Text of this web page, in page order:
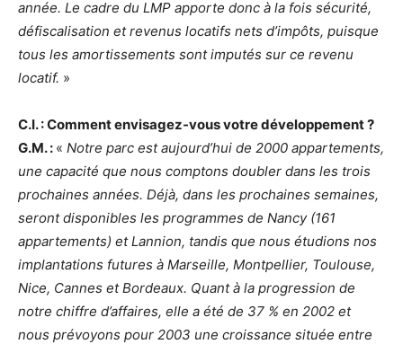
année. Le cadre du LMP apporte donc à la fois sécurité,
défiscalisation et revenus locatifs nets d’impôts, puisque
tous les amortissements sont imputés sur ce revenu
locatif. »
C.I. : Comment envisagez-vous votre développement ?
G.M. : « Notre parc est aujourd’hui de 2000 appartements,
une capacité que nous comptons doubler dans les trois
prochaines années. Déjà, dans les prochaines semaines,
seront disponibles les programmes de Nancy (161
appartements) et Lannion, tandis que nous étudions nos
implantations futures à Marseille, Montpellier, Toulouse,
Nice, Cannes et Bordeaux. Quant à la progression de
notre chiffre d’affaires, elle a été de 37 % en 2002 et
nous prévoyons pour 2003 une croissance située entre